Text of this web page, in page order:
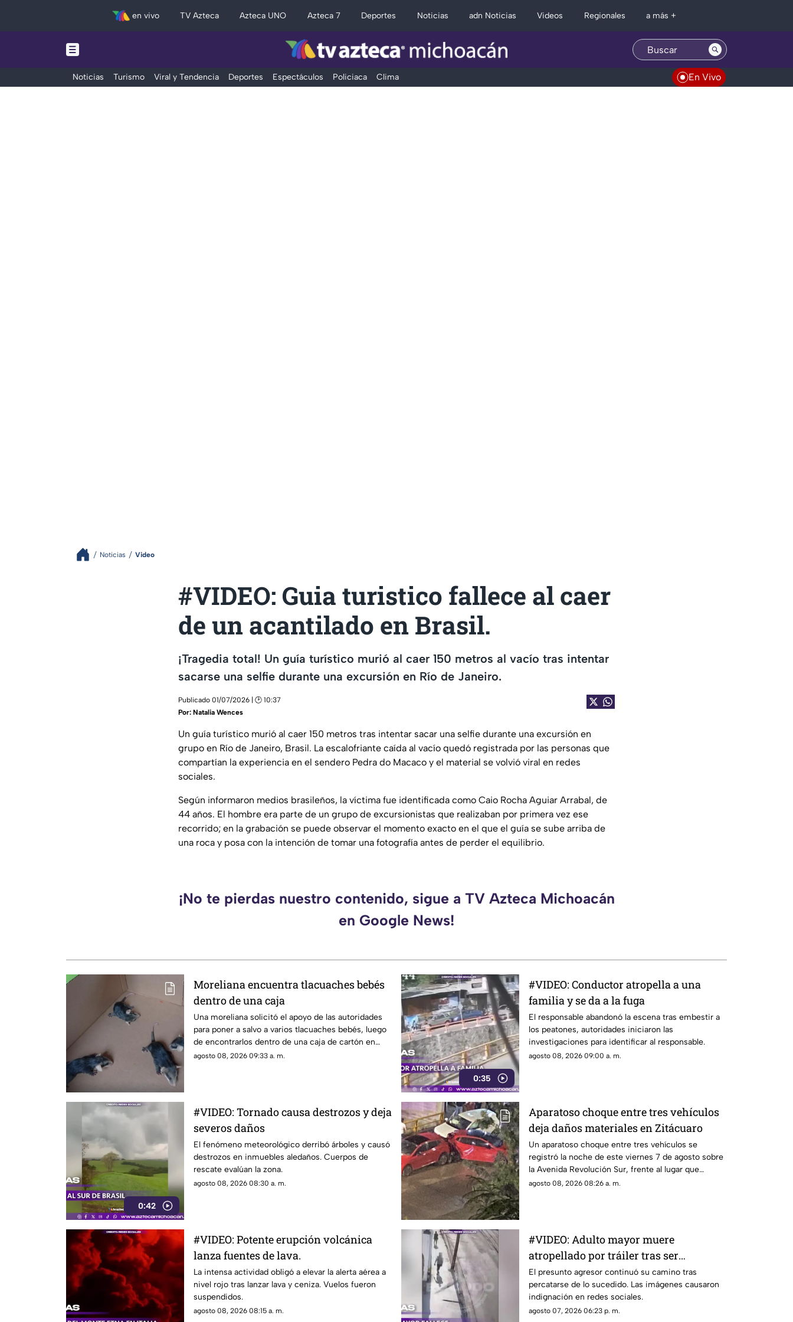
en vivo TV Azteca Azteca UNO Azteca 7 Deportes Noticias adn Noticias Videos Regionales a más +
Noticias Turismo Viral y Tendencia Deportes Espectáculos Policiaca Clima En Vivo
Noticias Video
#VIDEO: Guia turistico fallece al caer
de un acantilado en Brasil.
¡Tragedia total! Un guía turístico murió al caer 150 metros al vacío tras intentar
sacarse una selfie durante una excursión en Río de Janeiro.
Publicado 01/07/2026 | 🕑 10:37
Por: Natalia Wences
Un guía turístico murió al caer 150 metros tras intentar sacar una selfie durante una excursión en
grupo en Río de Janeiro, Brasil. La escalofriante caída al vacío quedó registrada por las personas que
compartían la experiencia en el sendero Pedra do Macaco y el material se volvió viral en redes
sociales.
Según informaron medios brasileños, la víctima fue identificada como Caio Rocha Aguiar Arrabal, de
44 años. El hombre era parte de un grupo de excursionistas que realizaban por primera vez ese
recorrido; en la grabación se puede observar el momento exacto en el que el guía se sube arriba de
una roca y posa con la intención de tomar una fotografía antes de perder el equilibrio.
¡No te pierdas nuestro contenido, sigue a TV Azteca Michoacán
en Google News!
Moreliana encuentra tlacuaches bebés
dentro de una caja
Una moreliana solicitó el apoyo de las autoridades
para poner a salvo a varios tlacuaches bebés, luego
de encontrarlos dentro de una caja de cartón en
Morelia.
agosto 08, 2026 09:33 a. m.
0:35
#VIDEO: Conductor atropella a una
familia y se da a la fuga
El responsable abandonó la escena tras embestir a
los peatones, autoridades iniciaron las
investigaciones para identificar al responsable.
agosto 08, 2026 09:00 a. m.
0:42
#VIDEO: Tornado causa destrozos y deja
severos daños
El fenómeno meteorológico derribó árboles y causó
destrozos en inmuebles aledaños. Cuerpos de
rescate evalúan la zona.
agosto 08, 2026 08:30 a. m.
Aparatoso choque entre tres vehículos
deja daños materiales en Zitácuaro
Un aparatoso choque entre tres vehículos se
registró la noche de este viernes 7 de agosto sobre
la Avenida Revolución Sur, frente al lugar que
anteriormente era conocido como El Pulpo Loco, en
agosto 08, 2026 08:26 a. m.
#VIDEO: Potente erupción volcánica
lanza fuentes de lava.
La intensa actividad obligó a elevar la alerta aérea a
nivel rojo tras lanzar lava y ceniza. Vuelos fueron
suspendidos.
agosto 08, 2026 08:15 a. m.
#VIDEO: Adulto mayor muere
atropellado por tráiler tras ser
empujado.
El presunto agresor continuó su camino tras
percatarse de lo sucedido. Las imágenes causaron
indignación en redes sociales.
agosto 07, 2026 06:23 p. m.